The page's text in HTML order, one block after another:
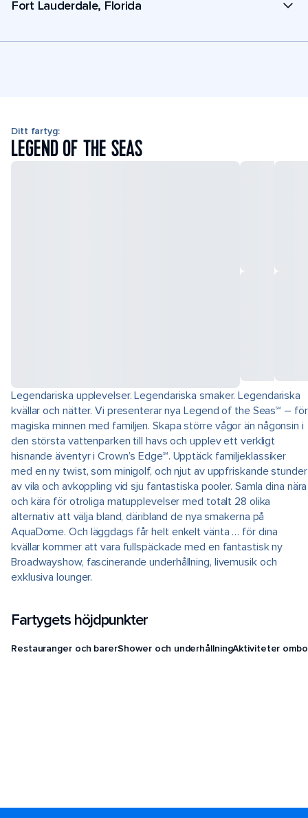
Fort Lauderdale, Florida
Ditt fartyg:
LEGEND OF THE SEAS
Legendariska upplevelser. Legendariska smaker. Legendariska
kvällar och nätter. Vi presenterar nya Legend of the Seas℠ – för
magiska minnen med familjen. Skapa större vågor än någonsin i
den största vattenparken till havs och upplev ett verkligt
hisnande äventyr i Crown’s Edge℠. Upptäck familjeklassiker
med en ny twist, som minigolf, och njut av uppfriskande stunder
av vila och avkoppling vid sju fantastiska pooler. Samla dina nära
och kära för otroliga matupplevelser med totalt 28 olika
alternativ att välja bland, däribland de nya smakerna på
AquaDome. Och läggdags får helt enkelt vänta … för dina
kvällar kommer att vara fullspäckade med en fantastisk ny
Broadwayshow, fascinerande underhållning, livemusik och
exklusiva lounger.
Fartygets höjdpunkter
Restauranger och barerShower och underhållningAktiviteter